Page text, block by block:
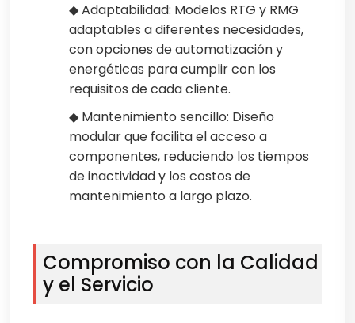
◆ Adaptabilidad: Modelos RTG y RMG
adaptables a diferentes necesidades,
con opciones de automatización y
energéticas para cumplir con los
requisitos de cada cliente.
◆ Mantenimiento sencillo: Diseño
modular que facilita el acceso a
componentes, reduciendo los tiempos
de inactividad y los costos de
mantenimiento a largo plazo.
Compromiso con la Calidad
y el Servicio